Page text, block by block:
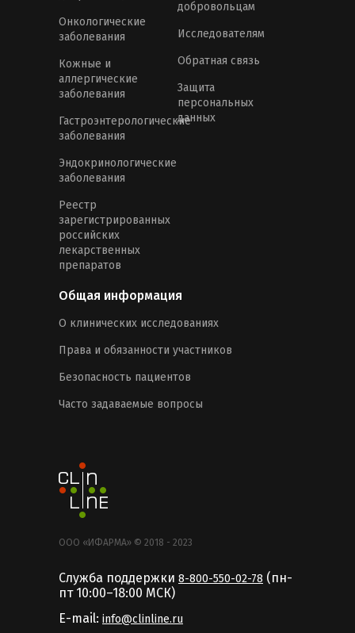
Онкологические
заболевания
Кожные и
аллергические
заболевания
Гастроэнтерологические
заболевания
Эндокринологические
заболевания
Реестр
зарегистрированных
российских
лекарственных
препаратов
добровольцам
Исследователям
Обратная связь
Защита
персональных
данных
Общая информация
О клинических исследованиях
Права и обязанности участников
Безопасность пациентов
Часто задаваемые вопросы
ООО «ИФАРМА» © 2018 - 2023
Служба поддержки 8-800-550-02-78 (пн-
пт 10:00–18:00 MCК)
E-mail: info@clinline.ru